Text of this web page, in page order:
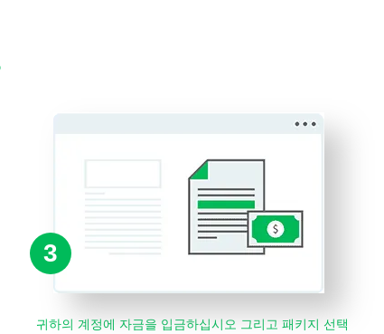
3
귀하의 계정에 자금을 입금하십시오 그리고 패키지 선택